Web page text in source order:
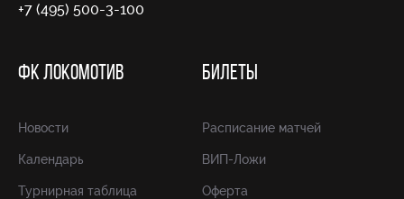
+7 (495) 500-3-100
ФК ЛОКОМОТИВ
Новости
Календарь
Турнирная таблица
БИЛЕТЫ
Расписание матчей
ВИП-Ложи
Оферта